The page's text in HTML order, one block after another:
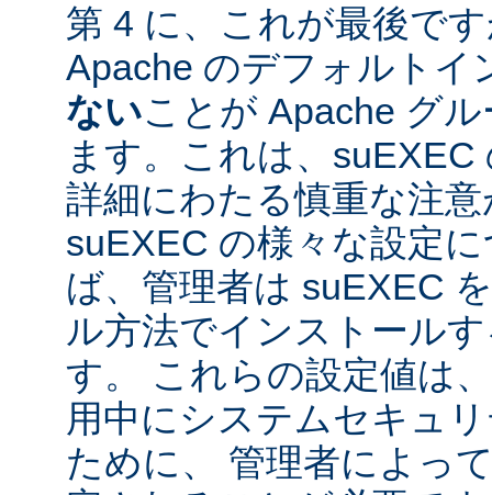
第 4 に、これが最後で
Apache のデフォルトイ
ないことが Apache グ
ます。これは、
詳細にわたる慎重な注
suEXEC の様々な設定
ば、管理者は suEXEC
ル方法でインストール
す。 これらの設定値は
用中にシステムセキュ
ために、 管理者によっ